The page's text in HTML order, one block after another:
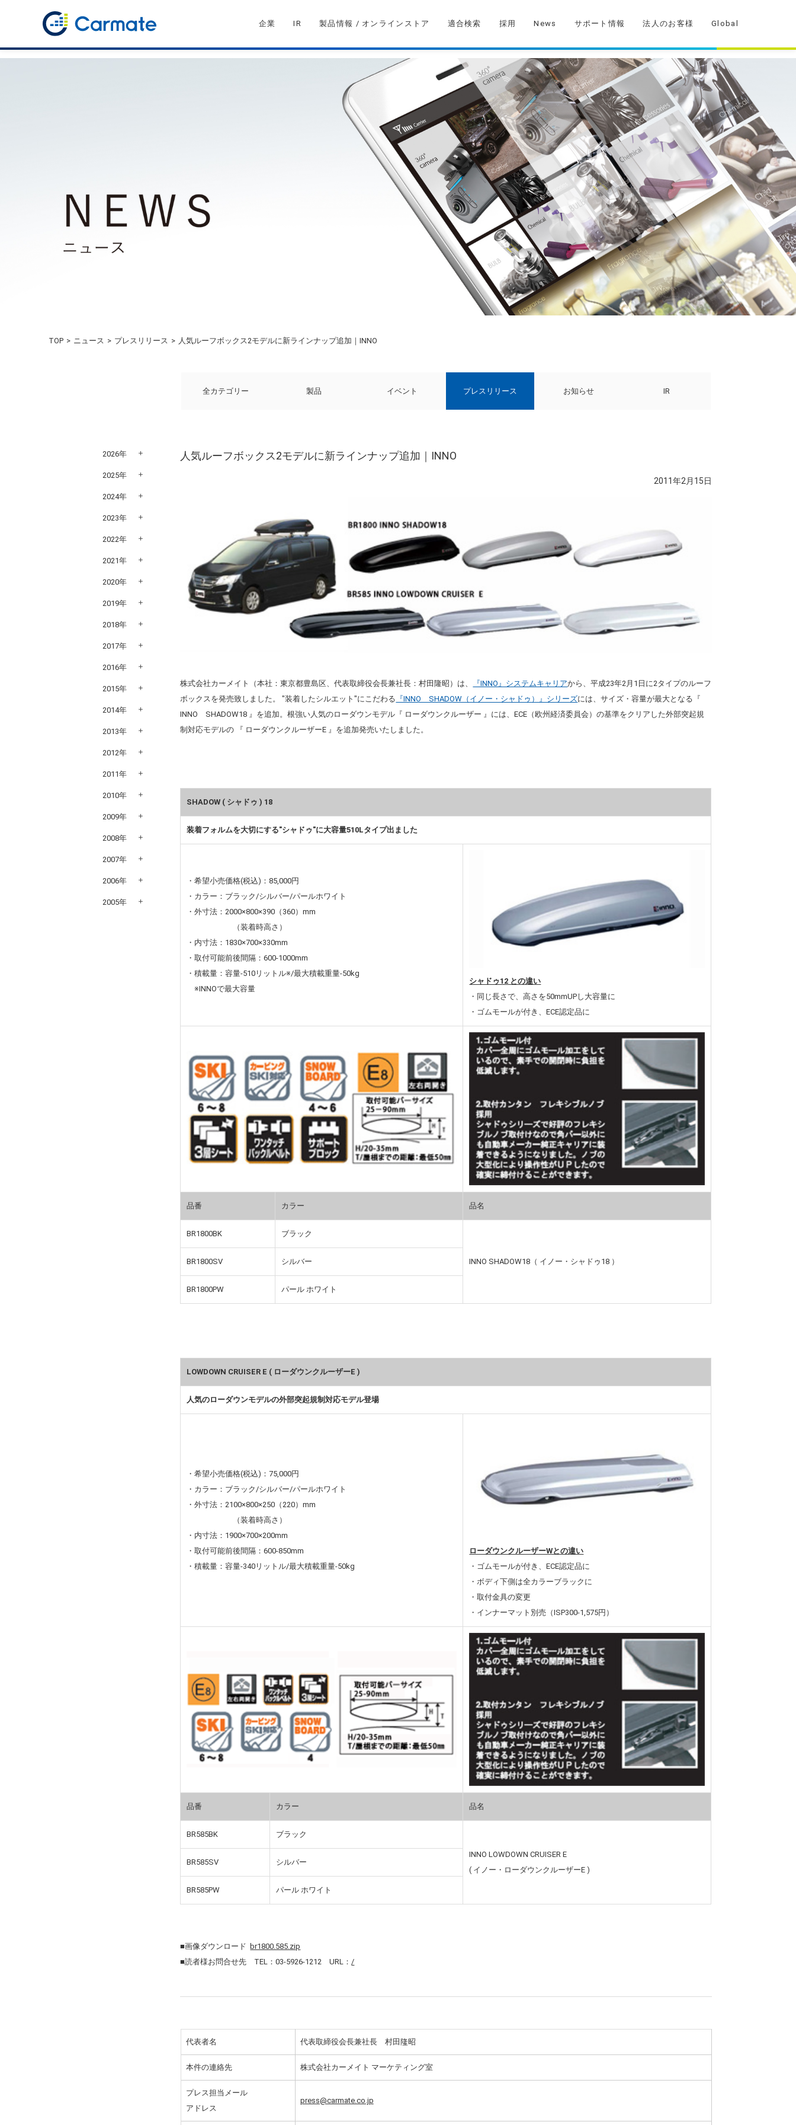
企業 IR 製品情報 / オンラインストア 適合検索 採用 News サポート情報 法人のお客様 Global
TOP ニュース プレスリリース 人気ルーフボックス2モデルに新ラインナップ追加｜INNO
全カテゴリー 製品 イベント プレスリリース お知らせ IR
人気ルーフボックス2モデルに新ラインナップ追加｜INNO
2011年2月15日
株式会社カーメイト（本社：東京都豊島区、代表取締役会長兼社長：村田隆昭）は、 『INNO』システムキャリアから、平成23年2月1日に2タイプのルーフ
ボックスを発売致しました。 "装着したシルエット"にこだわる 『INNO SHADOW（イノー・シャドゥ）』シリーズには、サイズ・容量が最大となる『
INNO SHADOW18 』を追加。根強い人気のローダウンモデル『 ローダウンクルーザー 』には、ECE（欧州経済委員会）の基準をクリアした外部突起規
制対応モデルの 『 ローダウンクルーザーE 』を追加発売いたしました。
SHADOW ( シャドゥ ) 18
装着フォルムを大切にする"シャドゥ"に大容量510Lタイプ出ました
・希望小売価格(税込)：85,000円
・カラー：ブラック/シルバー/パールホワイト
・外寸法：2000×800×390（360）mm
（装着時高さ）
・内寸法：1830×700×330mm
・取付可能前後間隔：600-1000mm
・積載量：容量-510リットル※/最大積載重量-50kg
※INNOで最大容量
シャドゥ12 との違い
・同じ長さで、高さを50mmUPし大容量に
・ゴムモールが付き、ECE認定品に
品番 カラー 品名
BR1800BK ブラック
INNO SHADOW18（ イノー・シャドゥ18 ）
BR1800SV シルバー
BR1800PW パール ホワイト
LOWDOWN CRUISER E ( ローダウンクルーザーE )
人気のローダウンモデルの外部突起規制対応モデル登場
・希望小売価格(税込)：75,000円
・カラー：ブラック/シルバー/パールホワイト
・外寸法：2100×800×250（220）mm
（装着時高さ）
・内寸法：1900×700×200mm
・取付可能前後間隔：600-850mm
・積載量：容量-340リットル/最大積載重量-50kg
ローダウンクルーザーWとの違い
・ゴムモールが付き、ECE認定品に
・ボディ下側は全カラーブラックに
・取付金具の変更
・インナーマット別売（ISP300-1,575円）
品番 カラー 品名
BR585BK ブラック
INNO LOWDOWN CRUISER E
( イノー・ローダウンクルーザーE )
BR585SV シルバー
BR585PW パール ホワイト
■画像ダウンロード br1800.585.zip
■読者様お問合せ先 TEL：03-5926-1212 URL：/
代表者名 代表取締役会長兼社長 村田隆昭
本件の連絡先 株式会社カーメイト マーケティング室
プレス担当メール
アドレス
press@carmate.co.jp
2026年
2025年
2024年
2023年
2022年
2021年
2020年
2019年
2018年
2017年
2016年
2015年
2014年
2013年
2012年
2011年
2010年
2009年
2008年
2007年
2006年
2005年